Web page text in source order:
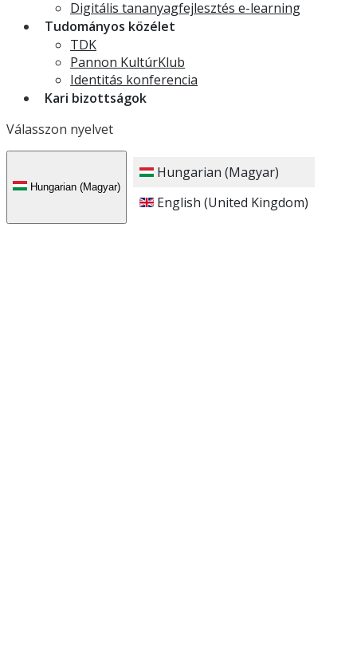
Digitális tananyagfejlesztés e-learning
Tudományos közélet
TDK
Pannon KultúrKlub
Identitás konferencia
Kari bizottságok
Válasszon nyelvet
Hungarian (Magyar)
Hungarian (Magyar)
English (United Kingdom)